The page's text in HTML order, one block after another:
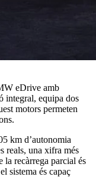
eDrive amb
integral, equipa dos
motors permeten
km d’autonomia
reals, una xifra més
la recàrrega parcial és
sistema és capaç